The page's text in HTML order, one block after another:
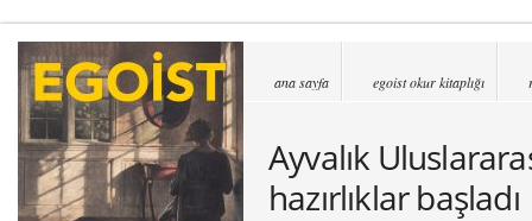
ana sayfa egoist okur kitaplığı
Ayvalık
hazırlıklar başladı